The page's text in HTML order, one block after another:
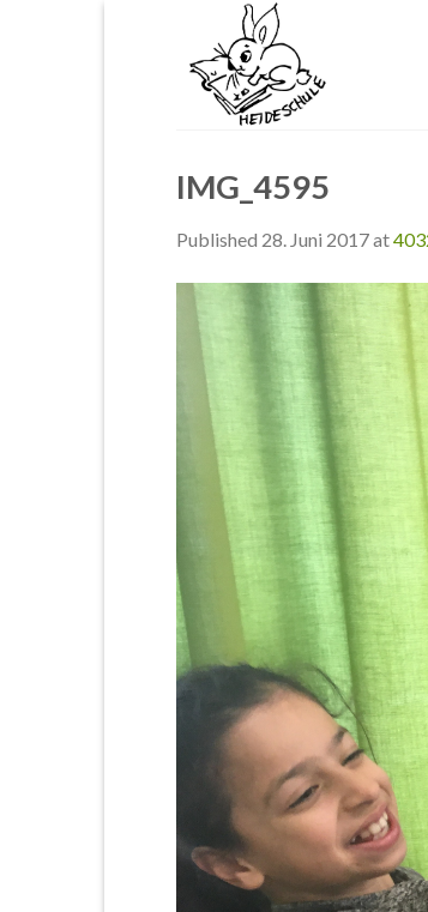
IMG_4595
Published 28. Juni 2017at